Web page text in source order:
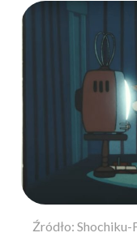
Źródło: